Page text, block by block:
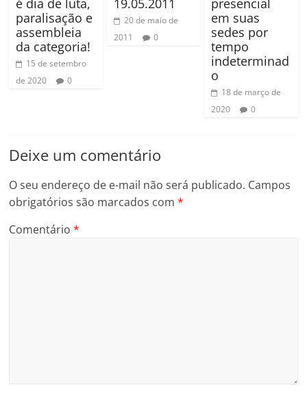
é dia de luta,
paralisação e
assembleia
da categoria!
15 de setembro
de 2020
0
19.05.2011
20 de maio de
2011
0
presencial
em suas
sedes por
tempo
indeterminad
o
18 de março de
2020
0
Deixe um comentário
O seu endereço de e-mail não será publicado. Campos
obrigatórios são marcados com*
Comentário*